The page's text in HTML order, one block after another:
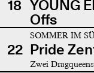
18 YOUNG
Offs
22
SOMMER IM
Pride
Zwei